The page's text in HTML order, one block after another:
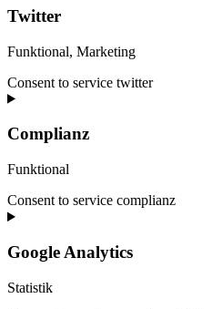
Twitter
Funktional, Marketing
Consent to service twitter
Complianz
Funktional
Consent to service complianz
Google Analytics
Statistik